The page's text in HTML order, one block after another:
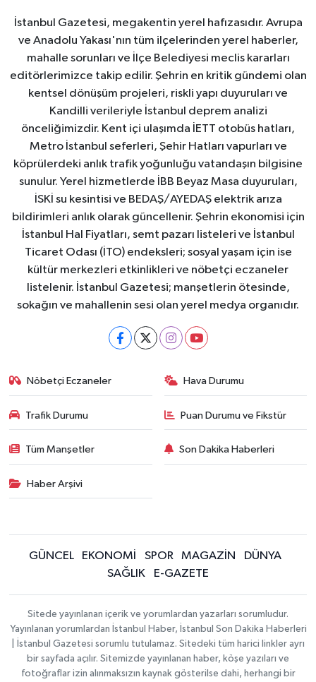
İstanbul Gazetesi, megakentin yerel hafızasıdır. Avrupa
ve Anadolu Yakası'nın tüm ilçelerinden yerel haberler,
mahalle sorunları ve İlçe Belediyesi meclis kararları
editörlerimizce takip edilir. Şehrin en kritik gündemi olan
kentsel dönüşüm projeleri, riskli yapı duyuruları ve
Kandilli verileriyle İstanbul deprem analizi
önceliğimizdir. Kent içi ulaşımda İETT otobüs hatları,
Metro İstanbul seferleri, Şehir Hatları vapurları ve
köprülerdeki anlık trafik yoğunluğu vatandaşın bilgisine
sunulur. Yerel hizmetlerde İBB Beyaz Masa duyuruları,
İSKİ su kesintisi ve BEDAŞ/AYEDAŞ elektrik arıza
bildirimleri anlık olarak güncellenir. Şehrin ekonomisi için
İstanbul Hal Fiyatları, semt pazarı listeleri ve İstanbul
Ticaret Odası (İTO) endeksleri; sosyal yaşam için ise
kültür merkezleri etkinlikleri ve nöbetçi eczaneler
listelenir. İstanbul Gazetesi; manşetlerin ötesinde,
sokağın ve mahallenin sesi olan yerel medya organıdır.
Nöbetçi Eczaneler Hava Durumu
Trafik Durumu Puan Durumu ve Fikstür
Tüm Manşetler Son Dakika Haberleri
Haber Arşivi
GÜNCEL EKONOMİ SPOR MAGAZİN
DÜNYA
SAĞLIK
E-GAZETE
Sitede yayınlanan içerik ve yorumlardan yazarları sorumludur.
Yayınlanan yorumlardan İstanbul Haber, İstanbul Son Dakika Haberleri
| İstanbul Gazetesi sorumlu tutulamaz. Sitedeki tüm harici linkler ayrı
bir sayfada açılır. Sitemizde yayınlanan haber, köşe yazıları ve
fotoğraflar izin alınmaksızın kaynak gösterilse dahi, herhangi bir